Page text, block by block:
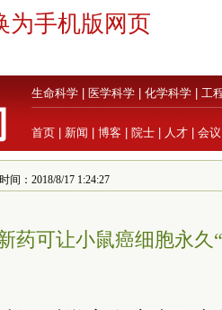
为手机版网页
生命科学 医学科学 化学科学 工
首页 新闻 博客 院士 人才 会议
间：2018/8/17 1:24:27
药可让小鼠癌细胞永久